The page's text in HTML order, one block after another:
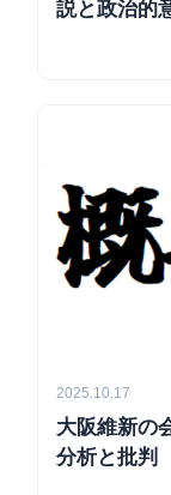
説と政治的
2025.10.17
大阪維新の
分析と批判